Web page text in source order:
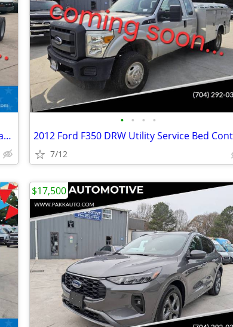
2020 Ford F550 F-550 XL DRW 169" WB Cab and Chassis 4x4 Diesel
• • • •
7/12
$17,500